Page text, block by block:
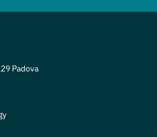
Padova